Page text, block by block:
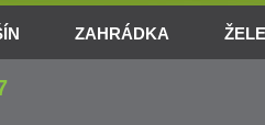
ZAHRÁDKA